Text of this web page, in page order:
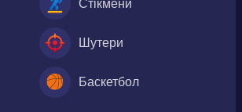
Шутери
Баскетбол